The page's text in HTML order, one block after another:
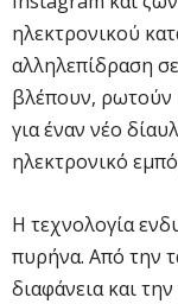
ηλεκτρονικού
αλληλεπίδραση
βλέπουν, ρωτούν
για έναν νέο
ηλεκτρονικό
Η τεχνολογία
πυρήνα. Από την
διαφάνεια και